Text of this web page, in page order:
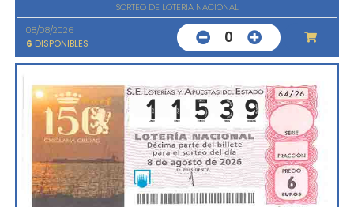
SORTEO DE LOTERIA NACIONAL
08/08/2026
6 DISPONIBLES 0